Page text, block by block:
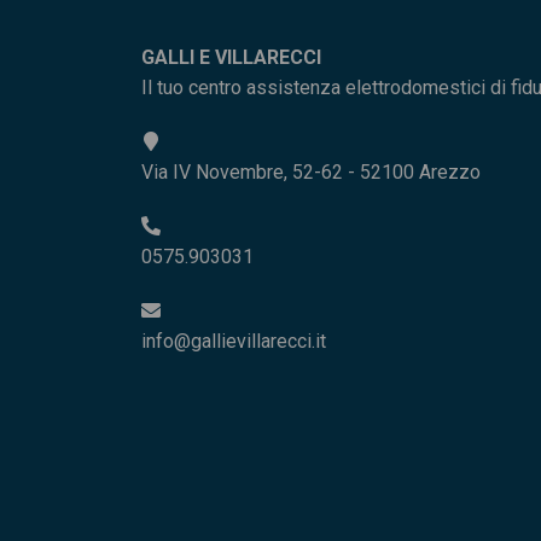
GALLI E VILLARECCI
Il tuo centro assistenza elettrodomestici di
Via IV Novembre, 52-62 - 52100 Arezzo
0575.903031
info@gallievillarecci.it